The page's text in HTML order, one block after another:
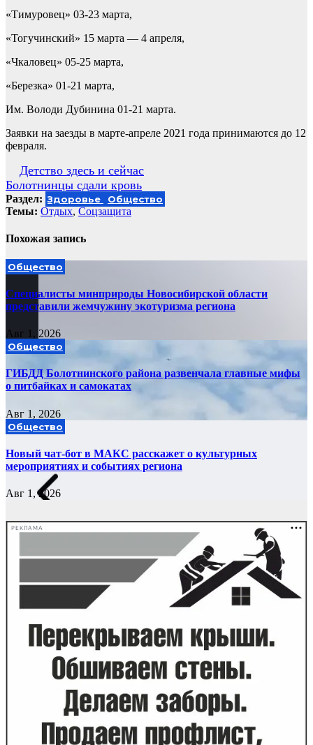
«Тимуровец» 03-23 марта,
«Тогучинский» 15 марта — 4 апреля,
«Чкаловец» 05-25 марта,
«Березка» 01-21 марта,
Им. Володи Дубинина 01-21 марта.
Заявки на заезды в марте-апреле 2021 года принимаются до 12
февраля.
Навигация
по
записям
Детство здесь и сейчас
Болотнинцы сдали кровь
Раздел: Здоровье Общество
Темы: Отдых, Соцзащита
Похожая запись
Общество
Специалисты минприроды Новосибирской области
представили жемчужину экотуризма региона
Авг 1, 2026
Общество
ГИБДД Болотнинского района развенчала главные мифы
о питбайках и самокатах
Авг 1, 2026
Общество
Новый чат-бот в МАКС расскажет о культурных
мероприятиях и событиях региона
Авг 1, 2026
РЕКЛАМА